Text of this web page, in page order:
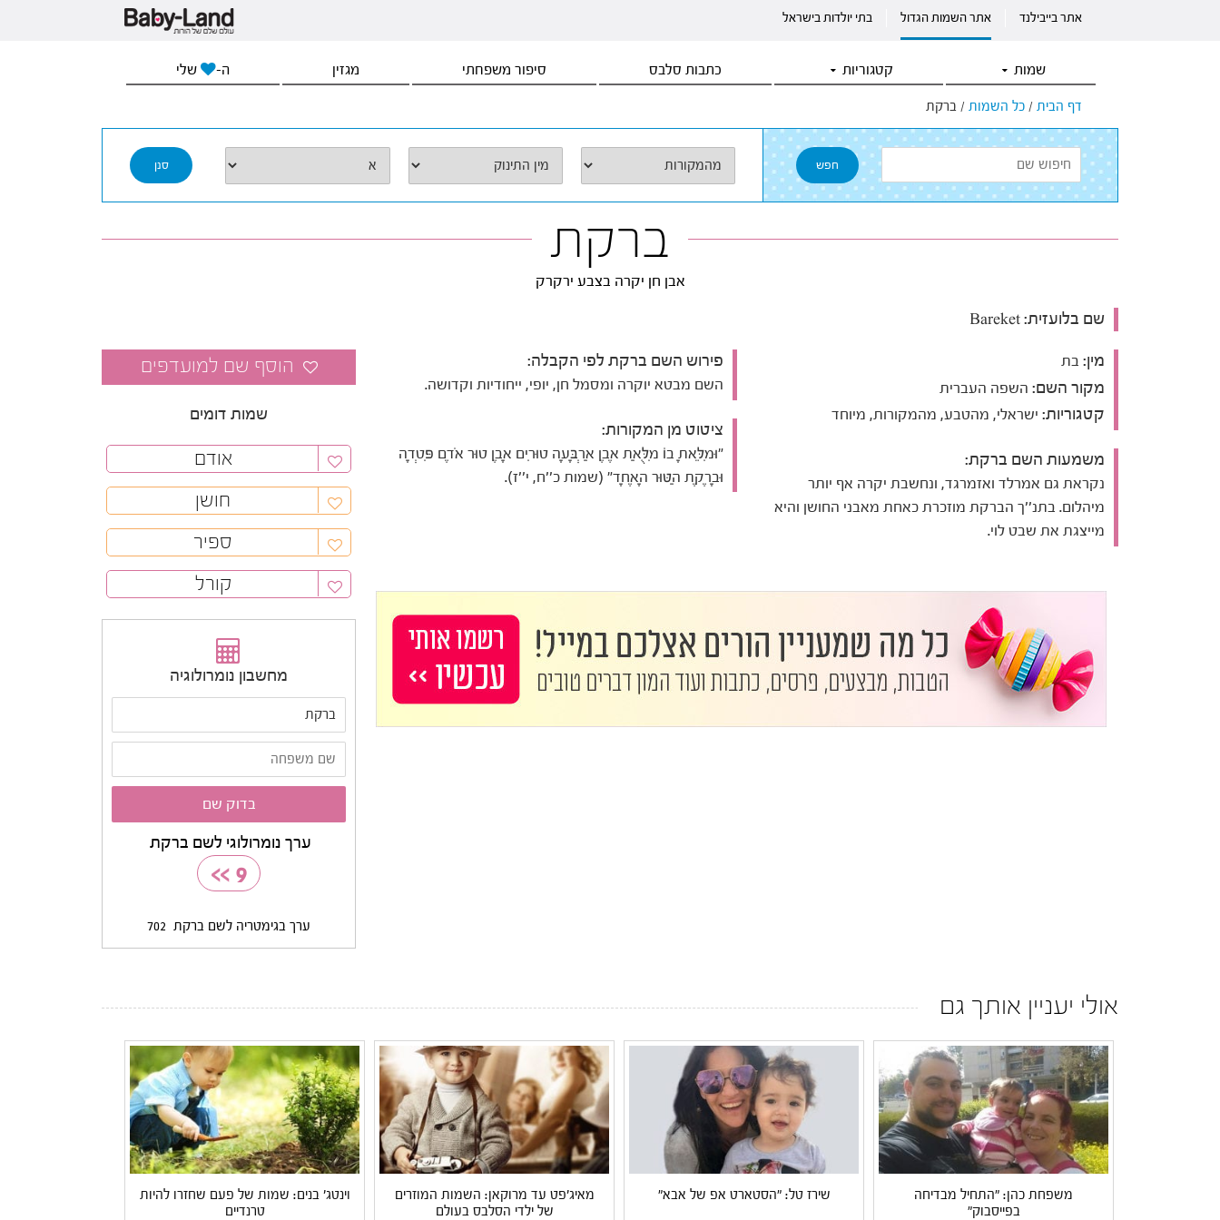
אתר בייבילנד אתר השמות הגדול בתי יולדות בישראל
שמות קטגוריות כתבות סלבס סיפור משפחתי מגזין ה- שלי
דף הבית / כל השמות / ברקת
ברקת
אבן חן יקרה בצבע ירקרק
שם בלועזית:
מין: בת
מקור השם: השפה העברית
קטגוריות: ישראלי, מהטבע, מהמקורות, מיוחד
משמעות השם ברקת:
נקראת גם אמרלד ואזמרגד, ונחשבת יקרה אף יותר
מיהלום. בתנ''ך הברקת מוזכרת כאחת מאבני החושן והיא
מייצגת את שבט לוי.
פירוש השם ברקת לפי הקבלה:
השם מבטא יוקרה ומסמל חן, יופי, ייחודיות וקדושה.
ציטוט מן המקורות:
"וּמִלֵּאתָ בוֹ מִלֻּאַת אֶבֶן אַרְבָּעָה טוּרִים אָבֶן טוּר אֹדֶם פִּטְדָה
וּבָרֶקֶת הַטּוּר הָאֶחָד" (שמות כ''ח, י''ז).
שמות דומים
אודם
חושן
ספיר
קורל
מחשבון נומרולוגיה
ערך נומרולוגי לשם ברקת
9
>>
ערך בגימטריה לשם ברקת 702
אולי יעניין אותך גם
משפחת כהן: "התחיל מבדיחה
בפייסבוק"
שירז טל: "הסטארט אפ של אבא"
מאיג'פט עד מרוקאן: השמות המוזרים
של ילדי הסלבס בעולם
וינטג' בנים: שמות של פעם שחזרו להיות
טרנדיים